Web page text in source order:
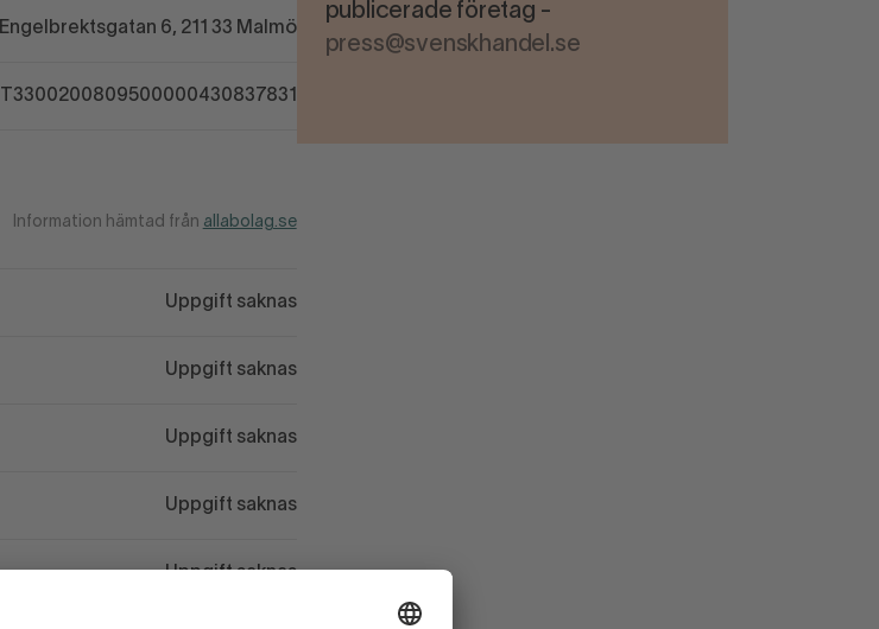
Engelbrektsgatan 6, 211 33 Malmö
IT3300200809500000430837831
Information hämtad från allabolag.se
Uppgift saknas
Uppgift saknas
Uppgift saknas
Uppgift saknas
Uppgift saknas
publicerade företag -
press@svenskhandel.se